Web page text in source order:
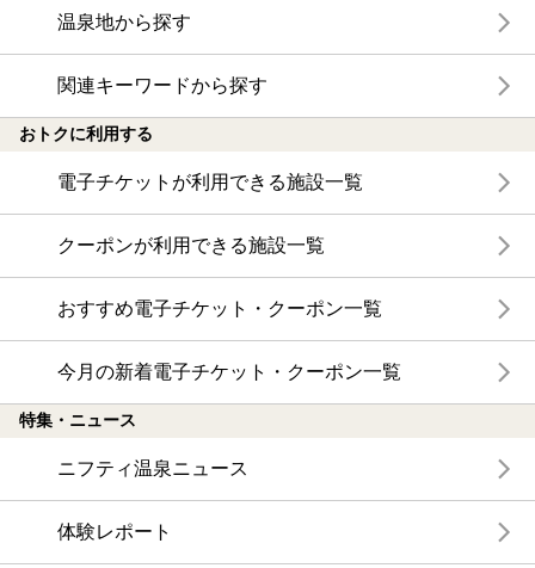
温泉地から探す
関連キーワードから探す
おトクに利用する
電子チケットが利用できる施設一覧
クーポンが利用できる施設一覧
おすすめ電子チケット・クーポン一覧
今月の新着電子チケット・クーポン一覧
特集・ニュース
ニフティ温泉ニュース
体験レポート